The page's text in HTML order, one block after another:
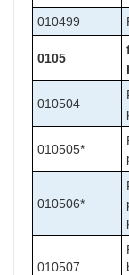
010499
0105
010504
010505*
010506*
010507